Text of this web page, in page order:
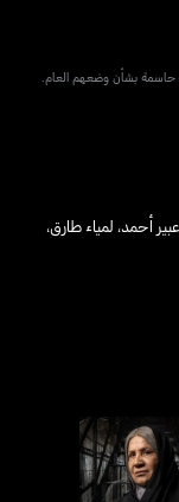
حاسمة بشأن وضعهم العام.
عبير أحمد، لمياء طارق،